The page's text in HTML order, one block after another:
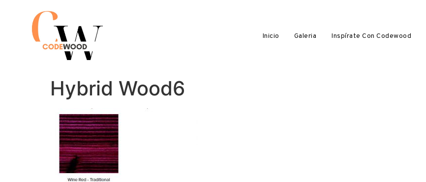
Inicio Galeria Inspírate Con Codewood
Hybrid Wood6